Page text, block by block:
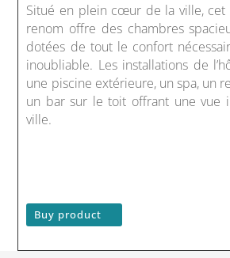
Situé en plein cœur de la ville, cet
renom offre des chambres
dotées de tout le confort
inoubliable. Les installations de
une piscine extérieure, un spa, un
un bar sur le toit offrant une vue
ville.
Buy product